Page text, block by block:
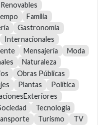
Familia
Gastronomía
Internacionales
Mensajería
Moda
Naturaleza
Obras Públicas
Plantas
Política
Tecnología
Turismo
TV